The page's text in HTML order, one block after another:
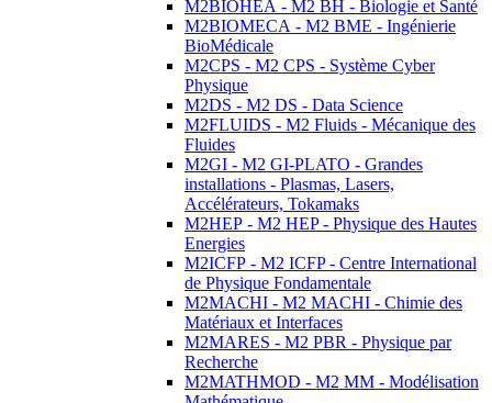
M2BIOHEA - M2 BH - Biologie et Santé
M2BIOMECA - M2 BME - Ingénierie
BioMédicale
M2CPS - M2 CPS - Système Cyber
Physique
M2DS - M2 DS - Data Science
M2FLUIDS - M2 Fluids - Mécanique des
Fluides
M2GI - M2 GI-PLATO - Grandes
installations - Plasmas, Lasers,
Accélérateurs, Tokamaks
M2HEP - M2 HEP - Physique des Hautes
Energies
M2ICFP - M2 ICFP - Centre International
de Physique Fondamentale
M2MACHI - M2 MACHI - Chimie des
Matériaux et Interfaces
M2MARES - M2 PBR - Physique par
Recherche
M2MATHMOD - M2 MM - Modélisation